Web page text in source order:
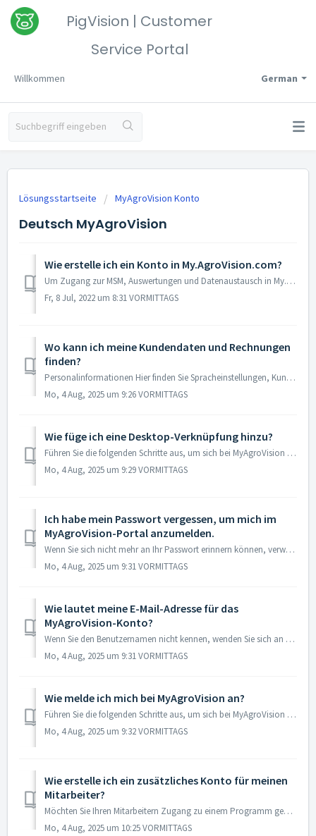
PigVision | Customer
Service Portal
German
Willkommen
Lösungsstartseite MyAgroVision Konto
Deutsch MyAgroVision
Wie erstelle ich ein Konto in My.AgroVision.com?
Um Zugang zur MSM, Auswertungen und Datenaustausch in My.AgroVision.com zu bekommen, müssen Sie ein Konto erstellen. Wählen Sie Ihre gewünschte Sprache ...
Fr, 8 Jul, 2022 um 8:31 VORMITTAGS
Wo kann ich meine Kundendaten und Rechnungen
finden?
Personalinformationen Hier finden Sie Spracheinstellungen, Kundennummer und verbundene Unternehmen. Darüber hinaus können Sie Ihre MyAgroVision-E-Mail-Ad...
Mo, 4 Aug, 2025 um 9:26 VORMITTAGS
Wie füge ich eine Desktop-Verknüpfung hinzu?
Führen Sie die folgenden Schritte aus, um sich bei MyAgroVision anzumelden. 1. Klicken Sie mit der rechten Maustaste auf den Desktop. 2. Klicken Sie ...
Mo, 4 Aug, 2025 um 9:29 VORMITTAGS
Ich habe mein Passwort vergessen, um mich im
MyAgroVision-Portal anzumelden.
Wenn Sie sich nicht mehr an Ihr Passwort erinnern können, verwenden Sie die Option "Habe mein Kennwort verloren": Geben Sie in einem neuen Fenster...
Mo, 4 Aug, 2025 um 9:31 VORMITTAGS
Wie lautet meine E-Mail-Adresse für das
MyAgroVision-Konto?
Wenn Sie den Benutzernamen nicht kennen, wenden Sie sich an den Helpdesk
Mo, 4 Aug, 2025 um 9:31 VORMITTAGS
Wie melde ich mich bei MyAgroVision an?
Führen Sie die folgenden Schritte aus, um sich bei MyAgroVision anzumelden. 1. Gehen Sie zu my.agrovision.com 2. Melden Sie sich mit Ihrer E-Mail-...
Mo, 4 Aug, 2025 um 9:32 VORMITTAGS
Wie erstelle ich ein zusätzliches Konto für meinen
Mitarbeiter?
Möchten Sie Ihren Mitarbeitern Zugang zu einem Programm geben? Dann erstellen Sie einfach ein zusätzliches Konto und entscheiden Sie, zu welchem Programm si...
Mo, 4 Aug, 2025 um 10:25 VORMITTAGS